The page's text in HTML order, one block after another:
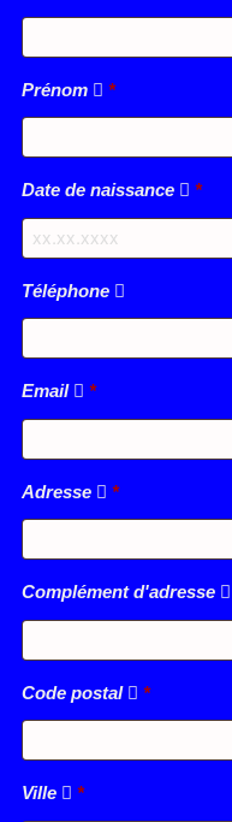
Prénom *
Date de naissance *
Téléphone
Email *
Adresse *
Complément d'adresse
Code postal *
Ville *